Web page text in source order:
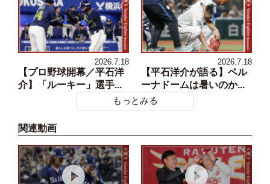
2026.7.18
【プロ野球開幕／平石洋
介】「ルーキー」選手...
2026.7.18
【平石洋介が語る】ベル
ーナドームは暑いのか...
もっとみる
関連動画